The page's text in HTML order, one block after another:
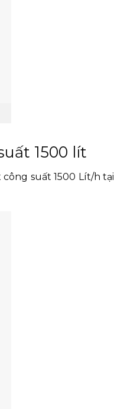
1500 lít
suất 1500 Lít/h tại